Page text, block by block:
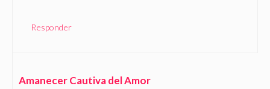
Responder
Amanecer Cautiva del Amor